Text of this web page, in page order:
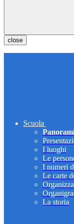
close
Scuola
I luoghi
Le
I numeri
Le carte
La storia